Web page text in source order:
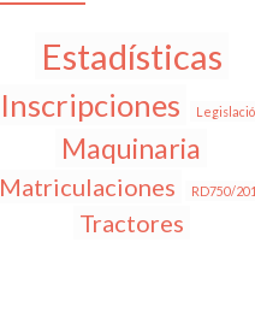
Estadísticas
Inscripciones
Maquinaria
Matriculaciones RD750/
Tractores